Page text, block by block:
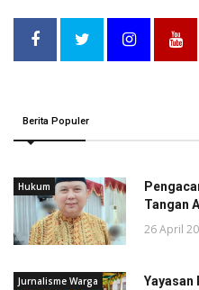
Berita Populer
Hukum
Tangan
26 April
Jurnalisme Warga
Yayasan